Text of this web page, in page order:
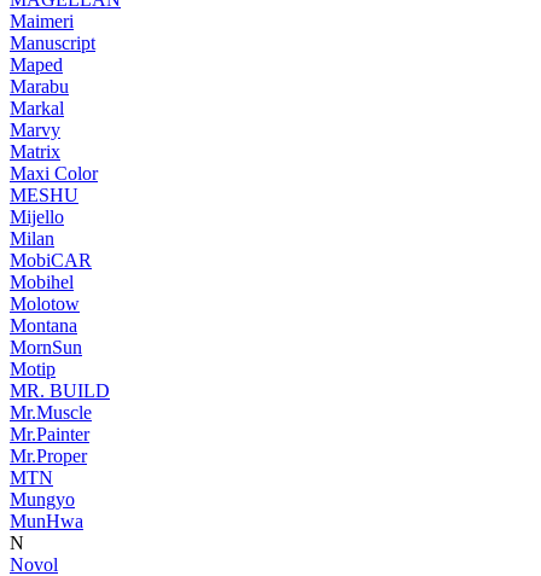
Maimeri
Manuscript
Maped
Marabu
Markal
Marvy
Matrix
Maxi Color
MESHU
Mijello
Milan
MobiCAR
Mobihel
Molotow
Montana
MornSun
Motip
MR. BUILD
Mr.Muscle
Mr.Painter
Mr.Proper
MTN
Mungyo
MunHwa
N
Novol